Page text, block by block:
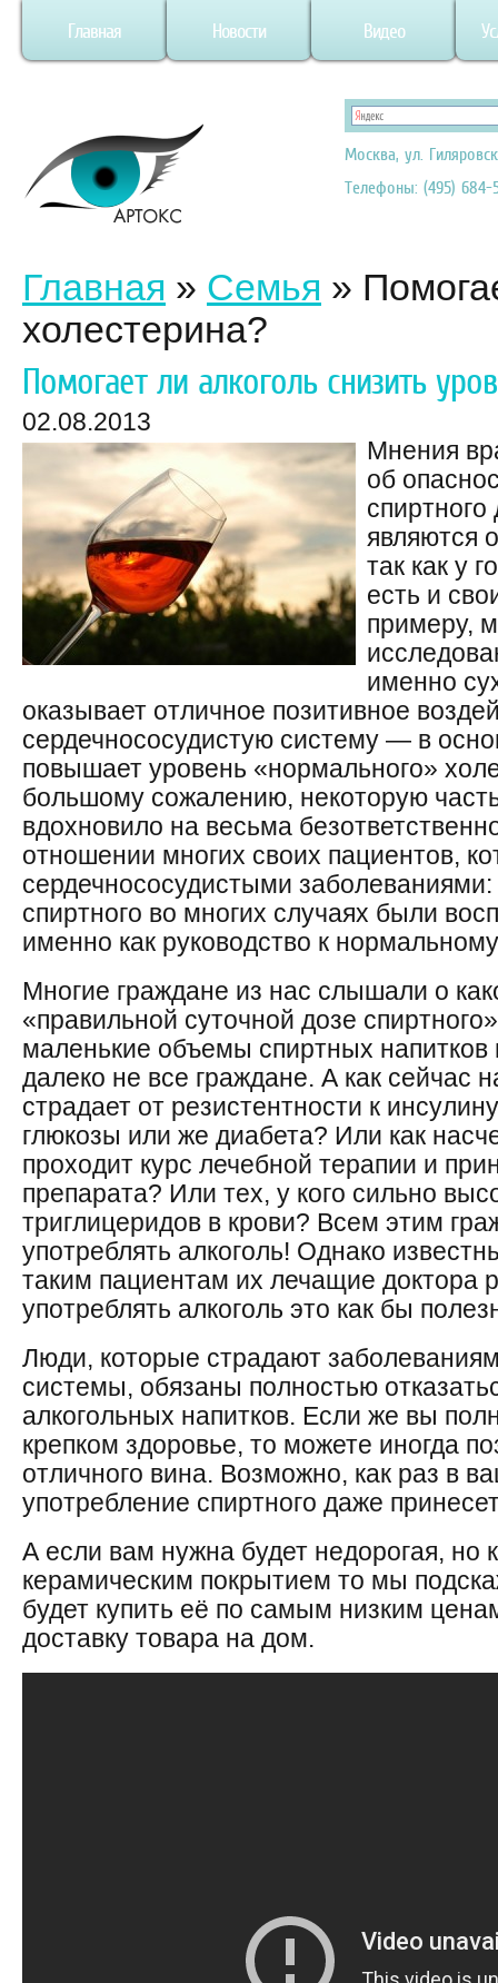
Главная Новости Видео
Москва, ул.
Телефоны: (495) 684-
Главная » Семья »
холестерина?
Помогает ли алкоголь снизить
02.08.2013
Мнения
об
являются
так как у
есть и
примеру,
именно
оказывает отличное позитивное
сердечнососудистую систему — в
повышает уровень «нормального»
большому сожалению, некоторую
вдохновило на весьма
отношении многих своих пациентов,
сердечнососудистыми
спиртного во многих случаях были
именно как руководство к
Многие граждане из нас слышали о
«правильной суточной дозе
маленькие объемы спиртных напитков
далеко не все граждане. А как сейчас
страдает от резистентности к
глюкозы или же диабета? Или как
проходит курс лечебной терапии и
препарата? Или тех, у кого сильно
триглицеридов в крови? Всем этим
употреблять алкоголь! Однако
таким пациентам их лечащие доктора
употреблять алкоголь это как бы
Люди, которые страдают
системы, обязаны полностью
алкогольных напитков. Если же вы
крепком здоровье, то можете иногда
отличного вина. Возможно, как раз в
употребление спиртного даже
А если вам нужна будет недорогая, но
керамическим покрытием то мы
будет купить её по самым низким
доставку товара на дом.